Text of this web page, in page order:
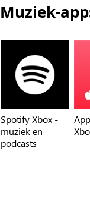
Muziek-
Spotify Xbox -
muziek en
podcasts